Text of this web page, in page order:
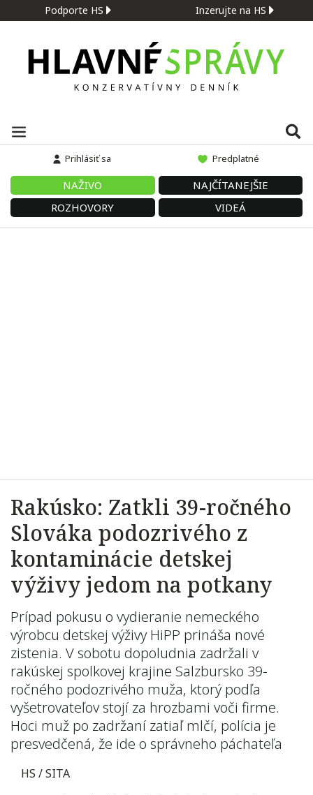
Podporte HS Inzerujte na HS
Prihlásiť sa Predplatné
NAŽIVO
NAJČÍTANEJŠIE
ROZHOVORY
VIDEÁ
Rakúsko: Zatkli 39-ročného
Slováka podozrivého z
kontaminácie detskej
výživy jedom na potkany
Prípad pokusu o vydieranie nemeckého
výrobcu detskej výživy HiPP prináša nové
zistenia. V sobotu dopoludnia zadržali v
rakúskej spolkovej krajine Salzbursko 39-
ročného podozrivého muža, ktorý podľa
vyšetrovateľov stojí za hrozbami voči firme.
Hoci muž po zadržaní zatiaľ mlčí, polícia je
presvedčená, že ide o správneho páchateľa
HS / SITA